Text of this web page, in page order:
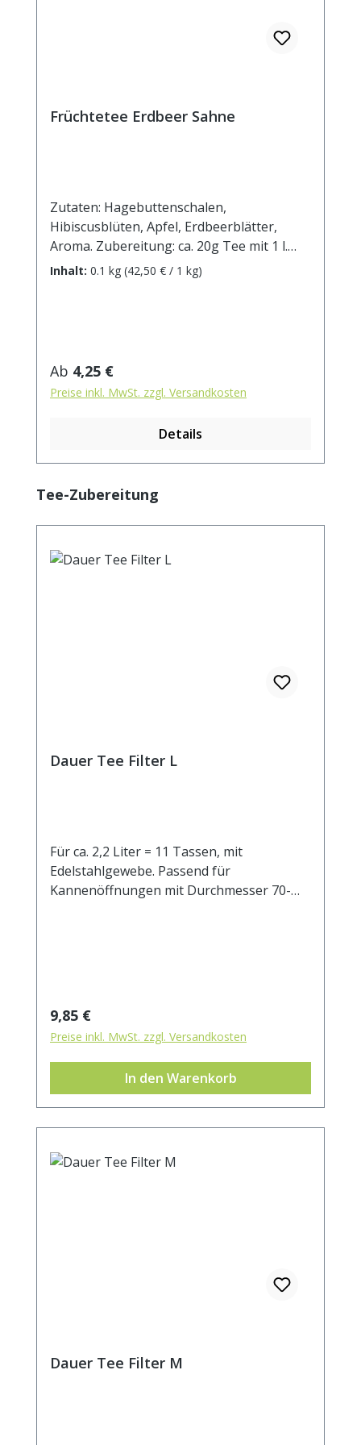
Früchtetee Erdbeer Sahne
Zutaten: Hagebuttenschalen,
Hibiscusblüten, Apfel, Erdbeerblätter,
Aroma. Zubereitung: ca. 20g Tee mit 1 l.
kochendem Wasser aufgiessen. Ziehzeit:
Inhalt: 0.1 kg (42,50 € / 1 kg)
Regulärer Preis:
Ab 4,25 €
Preise inkl. MwSt. zzgl. Versandkosten
Details
Produktgalerie überspringen
Tee-Zubereitung
Dauer Tee Filter L
Für ca. 2,2 Liter = 11 Tassen, mit
Edelstahlgewebe. Passend für
Kannenöffnungen mit Durchmesser 70-
Regulärer Preis:
9,85 €
Preise inkl. MwSt. zzgl. Versandkosten
In den Warenkorb
Dauer Tee Filter M